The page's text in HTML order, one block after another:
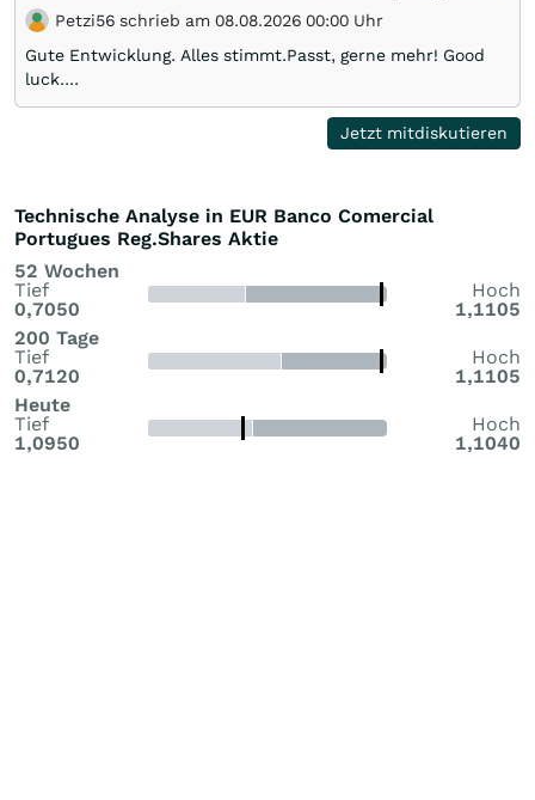
Petzi56 schrieb am 08.08.2026 00:00 Uhr
Gute Entwicklung. Alles stimmt.Passt, gerne mehr! Good
luck....
Jetzt mitdiskutieren
Technische Analyse in EUR Banco Comercial
Portugues Reg.Shares Aktie
52 Wochen
Tief
0,7050
Hoch
1,1105
200 Tage
Tief
0,7120
Hoch
1,1105
Heute
Tief
1,0950
Hoch
1,1040